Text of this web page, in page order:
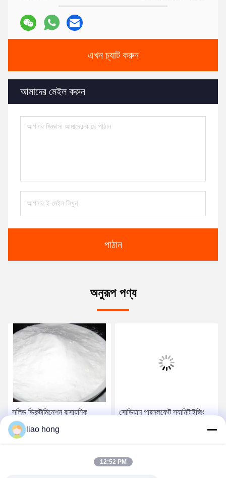
এখন চ্যাট করুন
আমাদের মেইল করুন
পাঠান
অনুরূপ পণ্য
সলিড ডিকন্টামিনেশন রাসায়নিক
নিরাপত্তা সতর্কতা এবং কার্যকর
পরিষ্কারের জন্য ফর্ম সোডিয়াম
সোডিয়াম পারসুলফেট স্যানিটাইজিং
liao hong
12:52 PM